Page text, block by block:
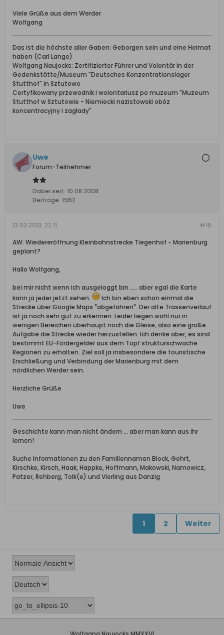
Viele Grüße aus dem Werder
Wolfgang
Das ist die höchste aller Gaben: Geborgen sein und eine Heimat
haben (Carl Lange)
Wolfgang Naujocks: Zertifizierter Führer und Volontär in der
Gedenkstätte/Museum "Deutsches Konzentrationslager
Stutthof" in Sztutowo
Certyfikowany przewodnik i wolontariusz po muzeum "Muzeum
Stutthof w Sztutowie - Niemiecki nazistowski obóz
koncentracyjny i zagłady"
Uwe
Forum-Teilnehmer
Dabei seit: 10.08.2008
Beiträge: 1962
#15
13.03.2013, 22:11
AW: Wiedereröffnung Kleinbahnstrecke Tiegenhof - Marienburg
geplant?
Hallo Wolfgang,
bei mir nicht wenn ich ausgeloggt bin ..... aber egal die Karte
kann ja jeder jetzt sehen.
Ich bin eben schon einmal die
Strecke über Google Maps "abgefahren". Der alte Trassenverlauf
ist ja noch sehr gut zu erkennen. Leider liegen wohl nur in
wenigen Bereichen überhaupt noch die Gleise, also eine große
Aufgabe die Strecke wieder herzustellen. Ich denke aber, es sind
bestimmt EU-Fördergelder aus dem Topf strukturschwache
Regionen zu erhalten. Ziel soll ja insbesondere die touristische
Erschließung und Verbindung der Marienburg mit dem
nördlichen Werder sein.
Herzliche Grüße
Uwe
Geschichte kann man nicht ändern ... aber man kann aus ihr
lernen!
Suche Informationen zu den Familiennamen Block, Gehrt,
Kirschke, Kirsch, Haak, Happke, Hoffmann, Makowski, Namowicz,
Patzer, Rehberg, Tolk(e) und Vierling aus Danzig
1 2 Weiter